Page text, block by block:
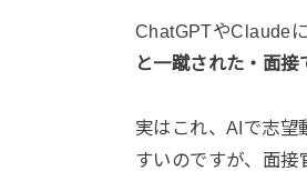
ChatGPTやClaude
と一蹴された・面
実はこれ、AIで志望
すいのですが、面接